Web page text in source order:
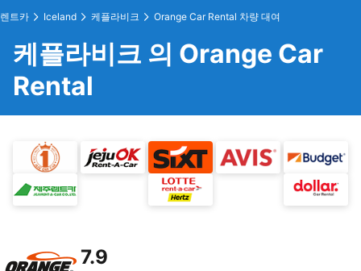
렌트카 Iceland 케플라비크 Orange Car Rental 차량 대여
케플라비크 의 Orange Car
Rental
7.9